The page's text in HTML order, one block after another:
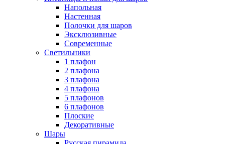
Напольная
Настенная
Полочки для шаров
Эксклюзивные
Современные
Светильники
1 плафон
2 плафона
3 плафона
4 плафона
5 плафонов
6 плафонов
Плоские
Декоративные
Шары